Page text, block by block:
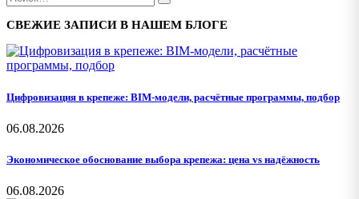
СВЕЖИЕ ЗАПИСИ В НАШЕМ БЛОГЕ
Цифровизация в крепеже: BIM-модели, расчётные программы, подбор
06.08.2026
Экономическое обоснование выбора крепежа: цена vs надёжность
06.08.2026